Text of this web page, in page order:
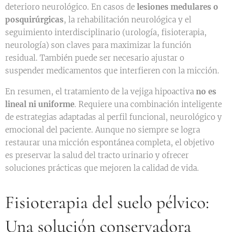
deterioro neurológico. En casos de lesiones medulares o
posquirúrgicas, la rehabilitación neurológica y el
seguimiento interdisciplinario (urología, fisioterapia,
neurología) son claves para maximizar la función
residual. También puede ser necesario ajustar o
suspender medicamentos que interfieren con la micción.
En resumen, el tratamiento de la vejiga hipoactiva no es
lineal ni uniforme. Requiere una combinación inteligente
de estrategias adaptadas al perfil funcional, neurológico y
emocional del paciente. Aunque no siempre se logra
restaurar una micción espontánea completa, el objetivo
es preservar la salud del tracto urinario y ofrecer
soluciones prácticas que mejoren la calidad de vida.
Fisioterapia del suelo pélvico:
Una solución conservadora